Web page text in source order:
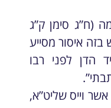
(ח”ג סימן ק”ג
בזה איסור מסייע
הדן לפני רבו
וייס שליט”א,